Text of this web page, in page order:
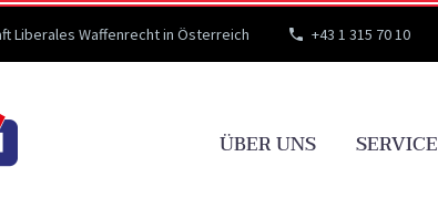
Liberales Waffenrecht in Österreich +43 1 315 70 10
ÜBER UNS SERVICE